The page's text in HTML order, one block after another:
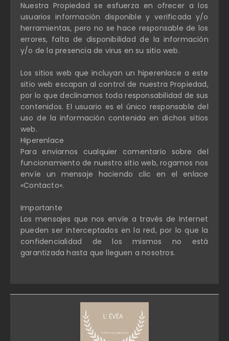
Nuestra Propiedad se esfuerza en ofrecer a los
usuarios información disponible y verificada y/o
herramientas, pero no se hace responsable de los
errores, falta de disponibilidad de la información
y/o de la presencia de virus en su sitio web.
Los sitios web que incluyan un hiperenlace a este
sitio web escapan al control de nuestra Propiedad,
por lo que declinamos toda responsabilidad de sus
contenidos. El usuario es el único responsable del
uso de la información contenida en dichos sitios
web.
Hiperenlace
Para enviarnos cualquier comentario sobre del
funcionamiento de nuestro sitio web, rogamos nos
envíe un mensaje haciendo clic en el enlace
«Contacto».
Importante
Los mensajes que nos envíe a través de Internet
pueden ser interceptados en la red, por lo que la
confidencialidad de los mismos no está
garantizada hasta que lleguen a nosotros.